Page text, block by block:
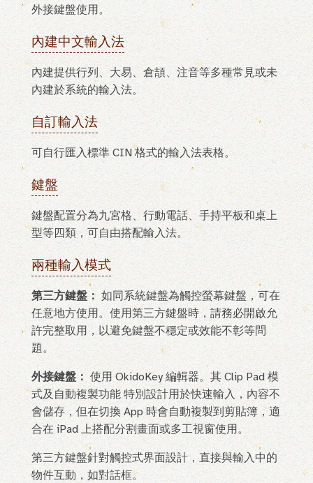
外接鍵盤使用。
內建中文輸入法
內建提供行列、大易、倉頡、注音等多種常見或未
內建於系統的輸入法。
自訂輸入法
可自行匯入標準 CIN 格式的輸入法表格。
鍵盤
鍵盤配置分為九宮格、行動電話、手持平板和桌上
型等四類，可自由搭配輸入法。
兩種輸入模式
第三方鍵盤： 如同系統鍵盤為觸控螢幕鍵盤，可在
任意地方使用。使用第三方鍵盤時，請務必開啟允
許完整取用，以避免鍵盤不穩定或效能不彰等問
題。
外接鍵盤：使用 OkidoKey 編輯器。其 Clip Pad 模
式及自動複製功能 特別設計用於快速輸入，內容不
會儲存，但在切換 App 時會自動複製到剪貼簿，適
合在 iPad 上搭配分割畫面或多工視窗使用。
第三方鍵盤針對觸控式界面設計，直接與輸入中的
物件互動，如對話框。